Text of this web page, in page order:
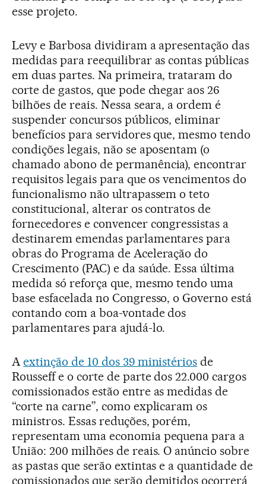
esse projeto.
Levy e Barbosa dividiram a apresentação das
medidas para reequilibrar as contas públicas
em duas partes. Na primeira, trataram do
corte de gastos, que pode chegar aos 26
bilhões de reais. Nessa seara, a ordem é
suspender concursos públicos, eliminar
benefícios para servidores que, mesmo tendo
condições legais, não se aposentam (o
chamado abono de permanência), encontrar
requisitos legais para que os vencimentos do
funcionalismo não ultrapassem o teto
constitucional, alterar os contratos de
fornecedores e convencer congressistas a
destinarem emendas parlamentares para
obras do Programa de Aceleração do
Crescimento (PAC) e da saúde. Essa última
medida só reforça que, mesmo tendo uma
base esfacelada no Congresso, o Governo está
contando com a boa-vontade dos
parlamentares para ajudá-lo.
Aextinção de 10 dos 39 ministérios de
Rousseff e o corte de parte dos 22.000 cargos
comissionados estão entre as medidas de
“corte na carne”, como explicaram os
ministros. Essas reduções, porém,
representam uma economia pequena para a
União: 200 milhões de reais. O anúncio sobre
as pastas que serão extintas e a quantidade de
comissionados que serão demitidos ocorrerá